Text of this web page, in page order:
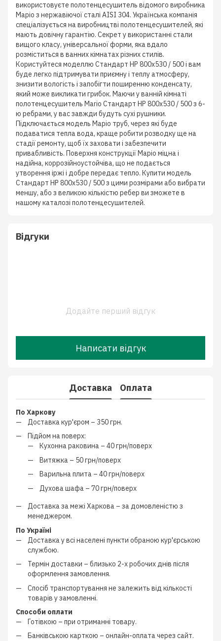
використовуєте полотенцесушитель відомого виробника
Маріо з нержавіючої сталі AISI 304. Українська компанія
спеціалізується на виробництві полотенцесушителей, які
мають довічну гарантію. Секрет у використанні стали
вищого класу, універсальної форми, яка вдало
розміститься в ванних кімнатах різних стилів.
Користуйтеся моделлю Стандарт НР 800х530 / 500 і вам
буде легко підтримувати приємну і теплу атмосферу,
знизити вологість і запобігти поширенню конденсату,
який може викликати грибок. Маючи у ванній кімнаті
полотенцесушитель Mario Стандарт НР 800х530 / 500 з 6-
ю ребрами, у вас завжди будуть сухі рушники.
Підключається модель Маріо труб, через які буде
подаватися тепла вода, краще робити розводку ще на
стадії ремонту, щоб їх заховати і забезпечити
привабливість. Поверхня конструкції Маріо міцна і
надійна, коррозійноустойчіва, що не подається
утворення іржі і добре передає тепло. Купити модель
Стандарт НР 800х530 / 500 з цими розмірами або вибрати
меншу, або з великою кількістю ребер ви зможете в
нашому каталозі полотенцесушителей.
Відгуки
Додайте перший відгук
Написати відгук
Доставка Оплата
По Харкову
Доставка кур'єром – 350 грн.
Підйом на поверх:
Кухонна раковина – 40 грн/поверх
Витяжка – 50 грн/поверх
Варильна плита – 40 грн/поверх
Духова шафа – 70 грн/поверх
Доставка за межі Харкова – за домовленістю з
менеджером.
По Україні
Доставка у всі населені пункти обраною кур'єрською
службою.
Термін доставки – близько 2-х робочих днів після
оформлення замовлення.
Спосіб транспортування не залежить від кількості
товарів у замовленні.
Способи оплати
Готівкою – при отриманні товару.
Банківською карткою – онлайн-оплата через сайт.